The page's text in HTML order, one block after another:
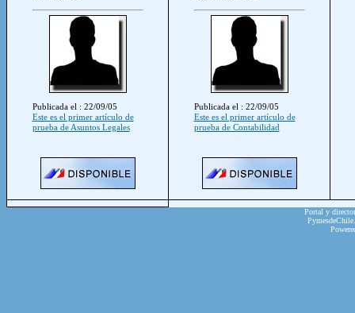
Publicada el : 22/09/05
Este es el primer artículo de
prueba de Asuntos Legales
Publicada el : 22/09/05
Este es el primer artículo de
prueba de Contabilidad
Portal y